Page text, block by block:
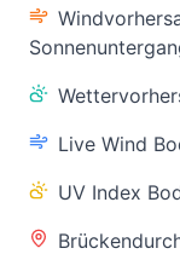
Live Wind
UV Index
(Konstanz)
Warnstatus
✅ Keine
Warnung